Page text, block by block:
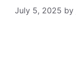
July 5, 2025 by